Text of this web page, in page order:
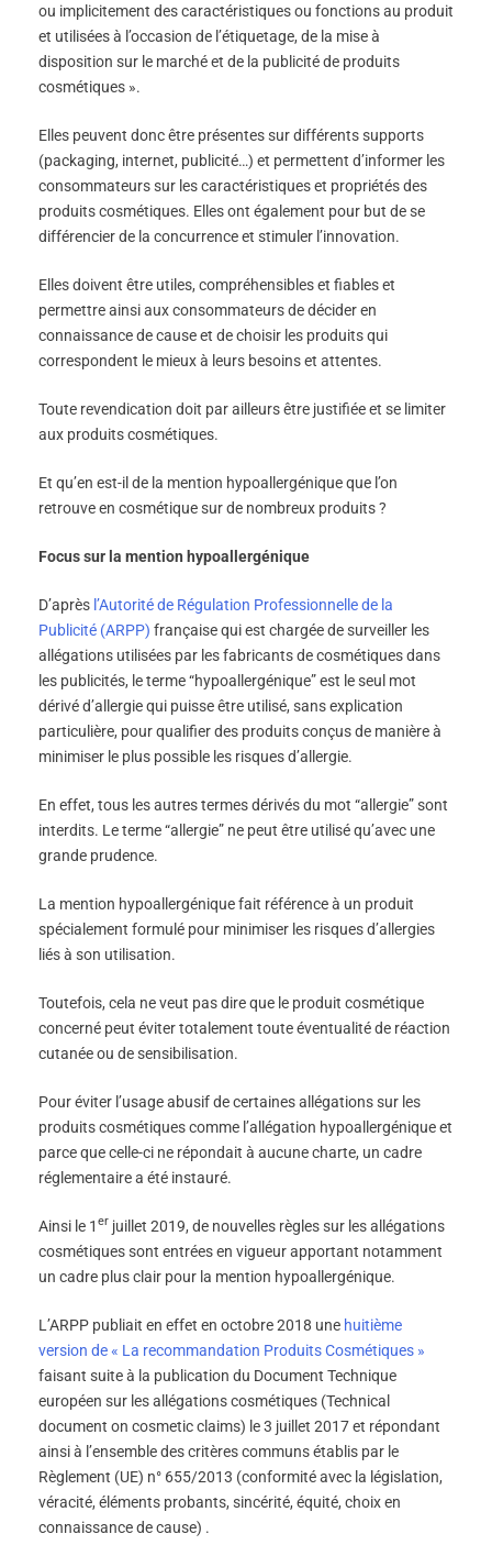
ou implicitement des caractéristiques ou fonctions au produit
et utilisées à l’occasion de l’étiquetage, de la mise à
disposition sur le marché et de la publicité de produits
cosmétiques ».
Elles peuvent donc être présentes sur différents supports
(packaging, internet, publicité…) et permettent d’informer les
consommateurs sur les caractéristiques et propriétés des
produits cosmétiques. Elles ont également pour but de se
différencier de la concurrence et stimuler l’innovation.
Elles doivent être utiles, compréhensibles et fiables et
permettre ainsi aux consommateurs de décider en
connaissance de cause et de choisir les produits qui
correspondent le mieux à leurs besoins et attentes.
Toute revendication doit par ailleurs être justifiée et se limiter
aux produits cosmétiques.
Et qu’en est-il de la mention hypoallergénique que l’on
retrouve en cosmétique sur de nombreux produits ?
Focus sur la mention hypoallergénique
D’après l’Autorité de Régulation Professionnelle de la
Publicité (ARPP) française qui est chargée de surveiller les
allégations utilisées par les fabricants de cosmétiques dans
les publicités, le terme “hypoallergénique” est le seul mot
dérivé d’allergie qui puisse être utilisé, sans explication
particulière, pour qualifier des produits conçus de manière à
minimiser le plus possible les risques d’allergie.
En effet, tous les autres termes dérivés du mot “allergie” sont
interdits. Le terme “allergie” ne peut être utilisé qu’avec une
grande prudence.
La mention hypoallergénique fait référence à un produit
spécialement formulé pour minimiser les risques d’allergies
liés à son utilisation.
Toutefois, cela ne veut pas dire que le produit cosmétique
concerné peut éviter totalement toute éventualité de réaction
cutanée ou de sensibilisation.
Pour éviter l’usage abusif de certaines allégations sur les
produits cosmétiques comme l’allégation hypoallergénique et
parce que celle-ci ne répondait à aucune charte, un cadre
réglementaire a été instauré.
Ainsi le 1 er juillet 2019, de nouvelles règles sur les allégations
cosmétiques sont entrées en vigueur apportant notamment
un cadre plus clair pour la mention hypoallergénique.
L’ARPP publiait en effet en octobre 2018 une huitième
version de « La recommandation Produits Cosmétiques »
faisant suite à la publication du Document Technique
européen sur les allégations cosmétiques (Technical
document on cosmetic claims) le 3 juillet 2017 et répondant
ainsi à l’ensemble des critères communs établis par le
Règlement (UE) n° 655/2013 (conformité avec la législation,
véracité, éléments probants, sincérité, équité, choix en
connaissance de cause) .